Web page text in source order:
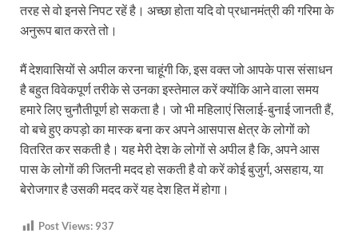
तरह से वो इनसे निपट रहें है। अच्छा होता यदि वो प्रधानमंत्री की गरिमा के
अनुरूप बात करते तो।
मैं देशवासियों से अपील करना चाहूंगी कि, इस वक्त जो आपके पास संसाधन
है बहुत विवेकपूर्ण तरीके से उनका इस्तेमाल करें क्योंकि आने वाला समय
हमारे लिए चुनौतीपूर्ण हो सकता है। जो भी महिलाएं सिलाई-बुनाई जानती हैं,
वो बचे हुए कपड़ो का मास्क बना कर अपने आसपास क्षेत्र के लोगों को
वितरित कर सकती है। यह मेरी देश के लोगों से अपील है कि, अपने आस
पास के लोगों की जितनी मदद हो सकती है वो करें कोई बुजुर्ग, असहाय, या
बेरोजगार है उसकी मदद करें यह देश हित में होगा।
Post Views: 937